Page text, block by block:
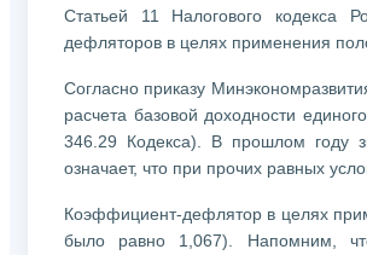
Статьей 11 Налогового кодекса
дефляторов в целях применения
Согласно приказу
расчета базовой доходности
346.29 Кодекса). В прошлом году
означает, что при прочих равных
Коэффициент-дефлятор в целях
было равно 1,067). Напомним,